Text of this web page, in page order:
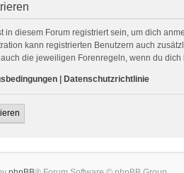
in diesem Forum registriert sein, um dich
kann registrierten Benutzern auch
die jeweiligen Forenregeln, wenn du
Datenschutzrichtlinie